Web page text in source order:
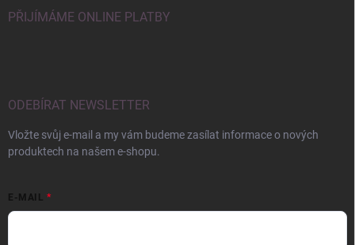
PŘIJÍMÁME ONLINE PLATBY
ODEBÍRAT NEWSLETTER
Vložte svůj e-mail a my vám budeme zasílat informace o nových
produktech na našem e-shopu.
E-MAIL